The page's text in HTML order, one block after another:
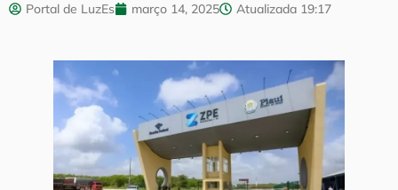
Portal de LuzEs março 14, 2025 Atualizada 19:17